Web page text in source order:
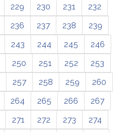
229 230 231
232
236 237 238
239
243 244 245
246
250 251 252
253
257 258 259
260
264 265 266
267
271 272 273
274